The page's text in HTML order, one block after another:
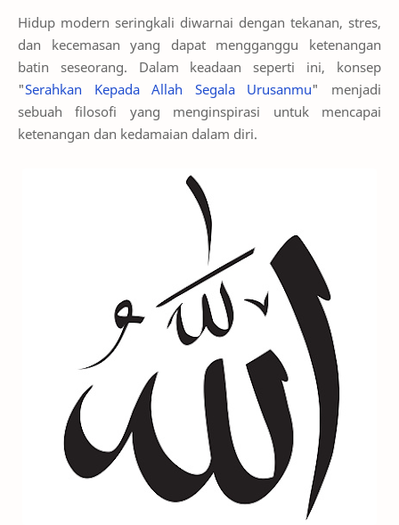
Hidup modern seringkali diwarnai dengan tekanan, stres,
dan kecemasan yang dapat mengganggu ketenangan
batin seseorang. Dalam keadaan seperti ini, konsep
"Serahkan Kepada Allah Segala Urusanmu" menjadi
sebuah filosofi yang menginspirasi untuk mencapai
ketenangan dan kedamaian dalam diri.